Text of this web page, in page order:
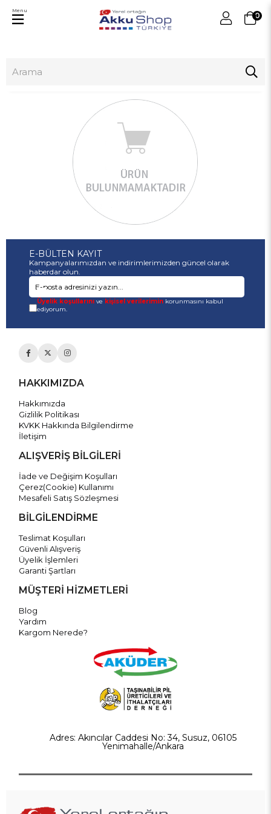
0
Menu
E-BÜLTEN KAYIT
Kampanyalarımızdan ve indirimlerimizden güncel olarak
haberdar olun.
Üyelik koşullarınıve kişisel verileriminkorunmasını kabul
ediyorum.
HAKKIMIZDA
Hakkımızda
Gizlilik Politikası
KVKK Hakkında Bilgilendirme
İletişim
ALIŞVERİŞ BİLGİLERİ
İade ve Değişim Koşulları
Çerez(Cookie) Kullanımı
Mesafeli Satış Sözleşmesi
BİLGİLENDİRME
Teslimat Koşulları
Güvenli Alışveriş
Üyelik İşlemleri
Garanti Şartları
MÜŞTERİ HİZMETLERİ
Blog
Yardım
Kargom Nerede?
Adres: Akıncılar Caddesi No: 34, Susuz, 06105
Yenimahalle/Ankara